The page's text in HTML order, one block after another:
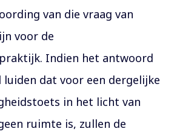
van die vraag van
voor de
Indien het antwoord
dat voor een dergelijke
in het licht van
ruimte is, zullen de